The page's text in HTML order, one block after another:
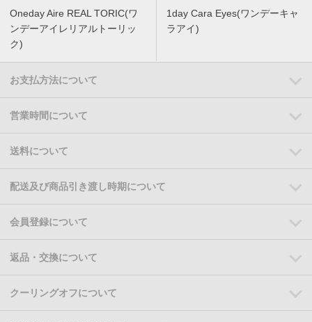
Oneday Aire REAL TORIC(ワ
ンデーアイレリアルトーリッ
ク)
1day Cara Eyes(ワンデーキャ
ラアイ)
お支払方法について
営業時間について
送料について
配送及び商品引き渡し時期について
会員登録について
返品・交換について
クーリングオフについて